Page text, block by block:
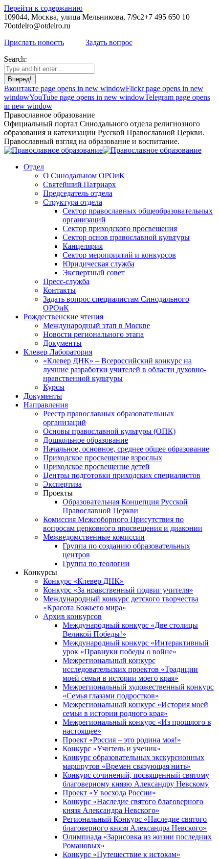
Перейти к содержанию
109044, Москва, улица Мельникова, 7/9с2+7 495 650 10
70otdelro@otdelro.ru
Прислать новость
Задать вопрос
Search:
Вконтакте page opens in new windowFlickr page opens in new
windowYouTube page opens in new windowTelegram page opens
in new window
Православное образование
Официальный портал Синодального отдела религиозного
образования и катехизации Русской Православной Церкви.
Православный взгляд на образование и воспитание.
Отдел
О Синодальном ОРОиК
Святейший Патриарх
Председатель отдела
Структура отдела
Сектор православных общеобразовательных
организаций
Сектор приходского просвещения
Сектор основ православной культуры
Канцелярия
Сектор мероприятий и конкурсов
Юридическая служба
Экспертный совет
Пресс-служба
Контакты
Задать вопрос специалистам Синодального
ОРОиК
Рождественские чтения
Международный этап в Москве
Новости регионального этапа
Документы
Клевер Лаборатория
«Клевер ДНК» – Всероссийский конкурс на
лучшие разработки учителей в области духовно-
нравственной культуры
Курсы
Документы
Направления
Реестр православных образовательных
организаций
Основы православной культуры (ОПК)
Дошкольное образование
Начальное, основное, среднее общее образование
Приходское просвещение взрослых
Приходское просвещение детей
Центры подготовки приходских специалистов
Экспертиза
Проекты
Образовательная Концепция Русской
Православной Церкви
Комиссия Межсоборного Присутствия по
вопросам церковного просвещения и диаконии
Межведомственные комиссии
Группа по созданию образовательных
центров
Группа по теологии
Конкурсы
Конкурс «Клевер ДНК»
Конкурс «За нравственный подвиг учителя»
Международный конкурс детского творчества
«Красота Божьего мира»
Архив конкурсов
Международный конкурс «Две столицы
Великой Победы!»
Международный конкурс «Интерактивный
урок «Правнуки победы о войне»
Межрегиональный конкурс
исследовательских проектов «Традиции
моей семьи в истории моего края»
Межрегиональный художественный конкурс
«Семья глазами подростков»
Межрегиональный конкурс «История моей
семьи в истории родного края»
Межрегиональный конкурс «Из прошлого в
настоящее»
Проект «Россия – это родина моя!»
Конкурс «Учитель и ученик»
Конкурс образовательных экскурсионных
маршрутов «Времен связующая нить»
Конкурс сочинений, посвященный святому
благоверному князю Александру Невскому
Проект «У восхода России»
Конкурс «Наследие святого благоверного
князя Александра Невского»
Региональный Конкурс «Наследие святого
благоверного князя Александра Невского»
Олимпиада «Зарисовка из жизни последних
Романовых»
Конкурс «Путешествие к истокам»